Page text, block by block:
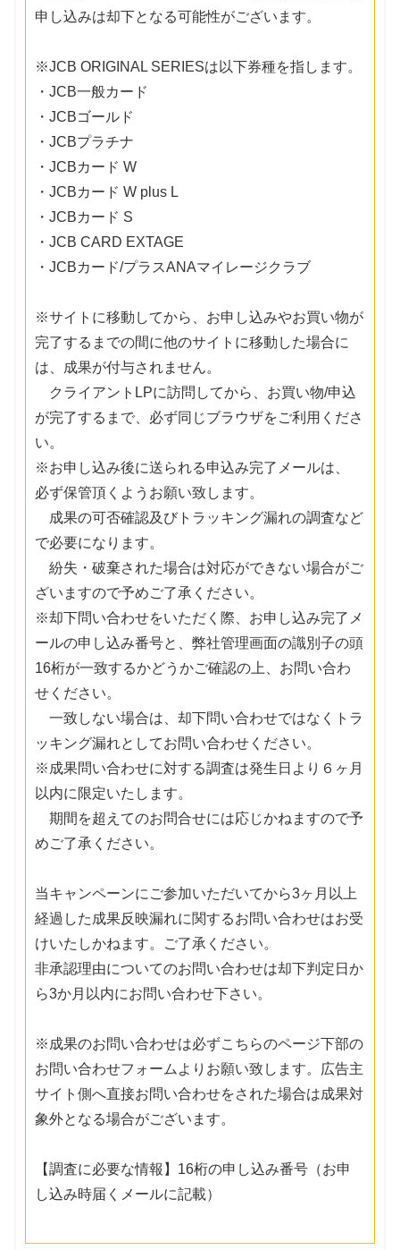
申し込みは却下となる可能性がございます。
※JCB ORIGINAL SERIESは以下券種を指します。
・JCB一般カード
・JCBゴールド
・JCBプラチナ
・JCBカード W
・JCBカード W plus L
・JCBカード S
・JCB CARD EXTAGE
・JCBカード/プラスANAマイレージクラブ
※サイトに移動してから、お申し込みやお買い物が
完了するまでの間に他のサイトに移動した場合に
は、成果が付与されません。
クライアントLPに訪問してから、お買い物/申込
が完了するまで、必ず同じブラウザをご利用くださ
い。
※お申し込み後に送られる申込み完了メールは、
必ず保管頂くようお願い致します。
成果の可否確認及びトラッキング漏れの調査など
で必要になります。
紛失・破棄された場合は対応ができない場合がご
ざいますので予めご了承ください。
※却下問い合わせをいただく際、お申し込み完了メ
ールの申し込み番号と、弊社管理画面の識別子の頭
16桁が一致するかどうかご確認の上、お問い合わ
せください。
一致しない場合は、却下問い合わせではなくトラ
ッキング漏れとしてお問い合わせください。
※成果問い合わせに対する調査は発生日より６ヶ月
以内に限定いたします。
期間を超えてのお問合せには応じかねますので予
めご了承ください。
当キャンペーンにご参加いただいてから3ヶ月以上
経過した成果反映漏れに関するお問い合わせはお受
けいたしかねます。ご了承ください。
非承認理由についてのお問い合わせは却下判定日か
ら3か月以内にお問い合わせ下さい。
※成果のお問い合わせは必ずこちらのページ下部の
お問い合わせフォームよりお願い致します。広告主
サイト側へ直接お問い合わせをされた場合は成果対
象外となる場合がございます。
【調査に必要な情報】16桁の申し込み番号（お申
し込み時届くメールに記載）